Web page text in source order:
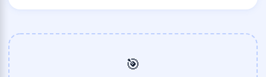
🎯